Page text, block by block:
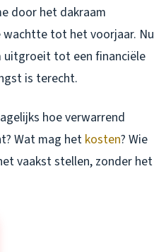
door het dakraam
wachtte tot het voorjaar. Nu
uitgroeit tot een financiële
is terecht.
hoe verwarrend
Wat mag het kosten? Wie
vaakst stellen, zonder het